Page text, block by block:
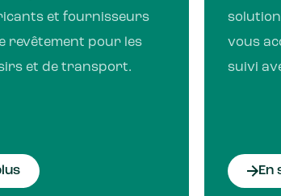
et fournisseurs
revêtement pour les
et de transport.
vous
suivi
En